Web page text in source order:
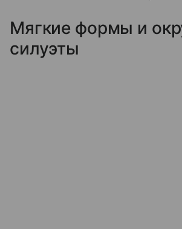
Мягкие формы и
силуэты